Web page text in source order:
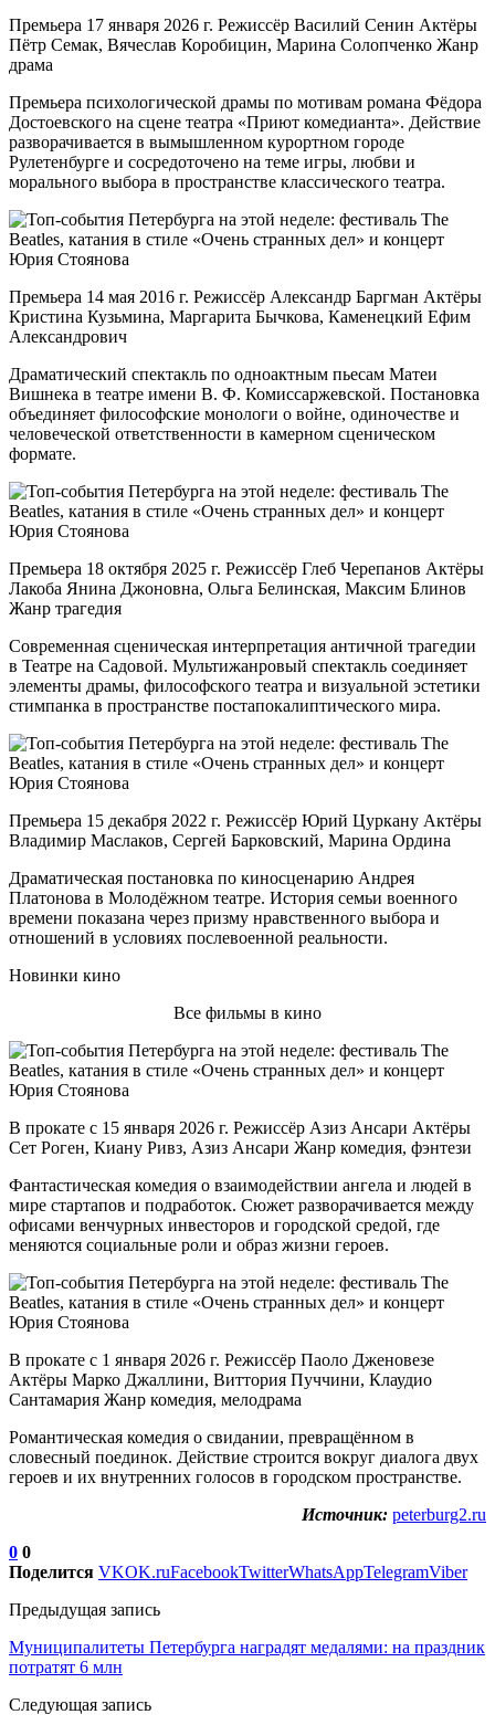
Премьера 17 января 2026 г. Режиссёр Василий Сенин Актёры
Пётр Семак, Вячеслав Коробицин, Марина Солопченко Жанр
драма
Премьера психологической драмы по мотивам романа Фёдора
Достоевского на сцене театра «Приют комедианта». Действие
разворачивается в вымышленном курортном городе
Рулетенбурге и сосредоточено на теме игры, любви и
морального выбора в пространстве классического театра.
Премьера 14 мая 2016 г. Режиссёр Александр Баргман Актёры
Кристина Кузьмина, Маргарита Бычкова, Каменецкий Ефим
Александрович
Драматический спектакль по одноактным пьесам Матеи
Вишнека в театре имени В. Ф. Комиссаржевской. Постановка
объединяет философские монологи о войне, одиночестве и
человеческой ответственности в камерном сценическом
формате.
Премьера 18 октября 2025 г. Режиссёр Глеб Черепанов Актёры
Лакоба Янина Джоновна, Ольга Белинская, Максим Блинов
Жанр трагедия
Современная сценическая интерпретация античной трагедии
в Театре на Садовой. Мультижанровый спектакль соединяет
элементы драмы, философского театра и визуальной эстетики
стимпанка в пространстве постапокалиптического мира.
Премьера 15 декабря 2022 г. Режиссёр Юрий Цуркану Актёры
Владимир Маслаков, Сергей Барковский, Марина Ордина
Драматическая постановка по киносценарию Андрея
Платонова в Молодёжном театре. История семьи военного
времени показана через призму нравственного выбора и
отношений в условиях послевоенной реальности.
Новинки кино
Все фильмы в кино
В прокате с 15 января 2026 г. Режиссёр Азиз Ансари Актёры
Сет Роген, Киану Ривз, Азиз Ансари Жанр комедия, фэнтези
Фантастическая комедия о взаимодействии ангела и людей в
мире стартапов и подработок. Сюжет разворачивается между
офисами венчурных инвесторов и городской средой, где
меняются социальные роли и образ жизни героев.
В прокате с 1 января 2026 г. Режиссёр Паоло Дженовезе
Актёры Марко Джаллини, Виттория Пуччини, Клаудио
Сантамария Жанр комедия, мелодрама
Романтическая комедия о свидании, превращённом в
словесный поединок. Действие строится вокруг диалога двух
героев и их внутренних голосов в городском пространстве.
Источник: peterburg2.ru
0 0
Поделится VKOK.ruFacebookTwitterWhatsAppTelegramViber
Предыдущая запись
Муниципалитеты Петербурга наградят медалями: на праздник
потратят 6 млн
Следующая запись